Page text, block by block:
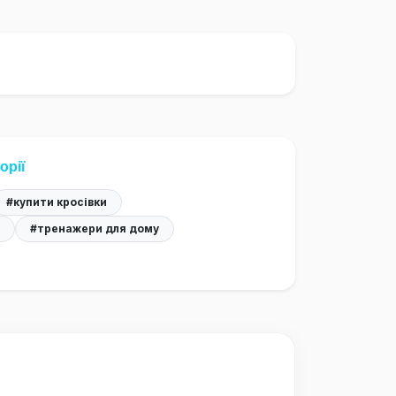
#купити кросівки
#тренажери для дому